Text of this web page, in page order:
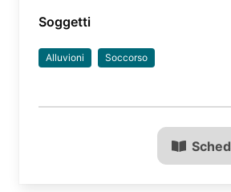
Soggetti
Alluvioni Soccorso